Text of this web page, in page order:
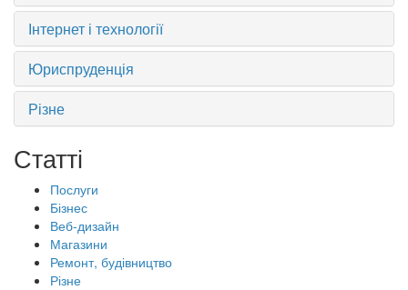
Інтернет і технології
Юриспруденція
Різне
Статті
Послуги
Бізнес
Веб-дизайн
Магазини
Ремонт, будівництво
Різне